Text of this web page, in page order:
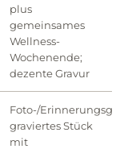
plus
gemeinsames
Wellness-
Wochenende;
dezente Gravur
Foto-/
graviertes Stück
mit